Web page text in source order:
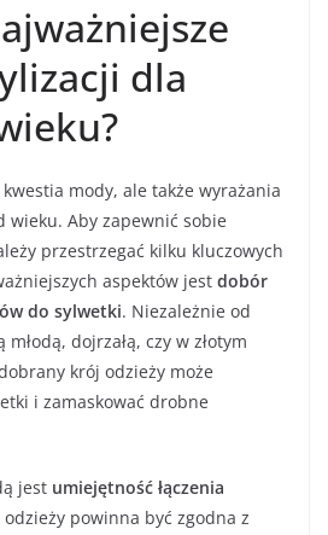
dla
mody, ale także wyrażania
wieku. Aby zapewnić sobie
przestrzegać kilku kluczowych
aspektów jest dobór
do sylwetki. Niezależnie od
dojrzałą, czy w złotym
krój odzieży może
i zamaskować drobne
jest umiejętność łączenia
powinna być zgodna z